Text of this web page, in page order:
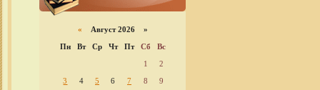
« Август 2026 »
Пн
Вт Ср Чт Пт Сб
Вс
1
2
3
4 5 6 7 8
9